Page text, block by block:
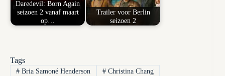
Daredevil: Born Again
seizoen 2 vanaf maart
op…
Trailer voor Berlin
seizoen 2
Tags
#Bria Samoné Henderson #Christina Chang